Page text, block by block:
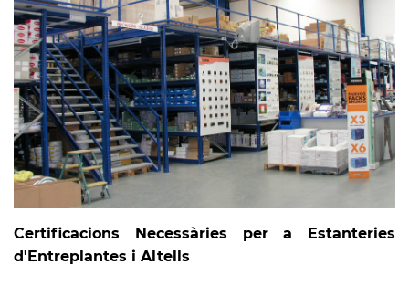
Certificacions Necessàries per a Estanteries
d'Entreplantes i Altells